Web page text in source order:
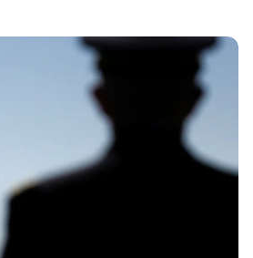
этом пишет Прайм со ссылкой